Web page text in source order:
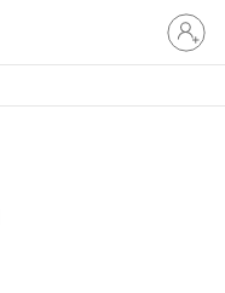
Meld
je
aan
je